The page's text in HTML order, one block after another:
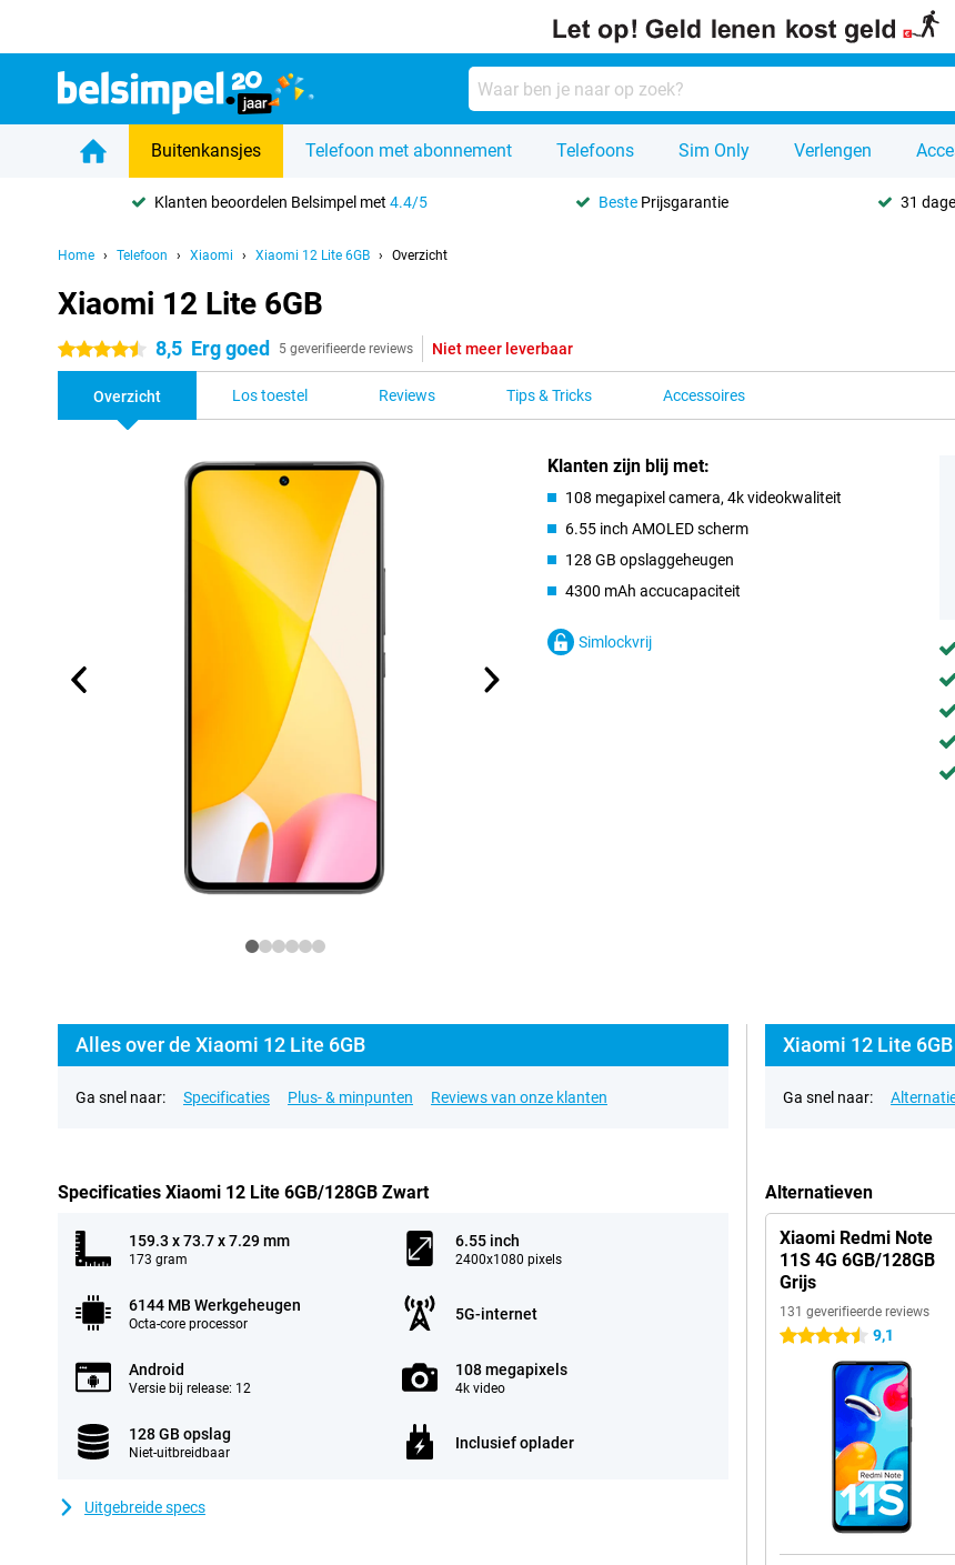
Buitenkansjes Telefoon met abonnement Telefoons Sim Only Verlengen
Klanten beoordelen Belsimpel met4.4/5 Beste Prijsgarantie 31
Home Telefoon Xiaomi Xiaomi 12 Lite 6GB Overzicht
Xiaomi 12 Lite 6GB
4.5 sterren 8,5 Erg goed 5 geverifieerde reviews Niet meer leverbaar
Overzicht Los toestel Reviews Tips & Tricks Accessoires
Klanten zijn blij met:
108 megapixel camera, 4k videokwaliteit
6.55 inch AMOLED scherm
128 GB opslaggeheugen
4300 mAh accucapaciteit
Simlockvrij
Alles over de Xiaomi 12 Lite 6GB
Ga snel naar: Specificaties Plus- & minpunten Reviews van onze klanten
Specificaties Xiaomi 12 Lite 6GB/128GB Zwart
159.3 x 73.7 x 7.29 mm
173 gram
6.55 inch
2400x1080 pixels
6144 MB Werkgeheugen
Octa-core processor
5G-internet
Android
Versie bij release: 12
108 megapixels
4k video
128 GB opslag
Niet-uitbreidbaar
Inclusief oplader
Uitgebreide specs
Xiaomi 12 Lite
Ga snel naar:
Alternatieven
Xiaomi Redmi Note
11S 4G 6GB/128GB
Grijs
131 geverifieerde reviews
4.5 sterren 9,1